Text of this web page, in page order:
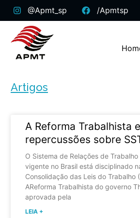
@apmt_sp /apmtsp
Artigos
A Reforma Trabalhista
repercussões sobre
O Sistema de Relações de Trabalho
vigente no Brasil está disciplinado
Consolidação das Leis do Trabalho
AReforma Trabalhista do governo
aprovada pela
LEIA +